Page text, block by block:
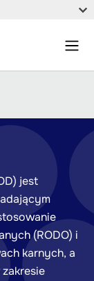
Menu
jest
(RODO) i
karnych, a